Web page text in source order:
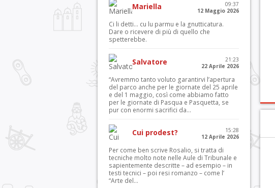
Mariella
09:37
12 Maggio 2026
Ci li detti… cu lu parmu e la gnutticatura.
Dare o ricevere di più di quello che
spetterebbe.
Salvatore
21:23
22 Aprile 2026
“Avremmo tanto voluto garantirvi l’apertura
del parco anche per le giornate del 25 aprile
e del 1 maggio, così come abbiamo fatto
per le giornate di Pasqua e Pasquetta, se
pur con enormi sacrifici da...
Cui prodest?
15:28
12 Aprile 2026
Per come ben scrive Rosalio, si tratta di
tecniche molto note nelle Aule di Tribunale e
sapientemente descritte – ad esempio – in
testi tecnici – poi resi romanzo – come l’
“Arte del...